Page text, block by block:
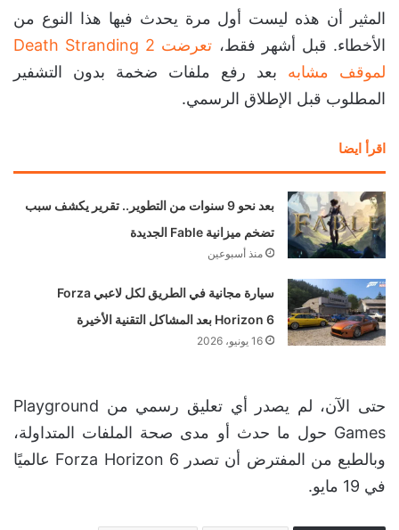
المثير أن هذه ليست أول مرة يحدث فيها هذا النوع من
الأخطاء. قبل أشهر فقط،
تعرضت Death Stranding 2
لموقف مشابه بعد رفع ملفات ضخمة بدون التشفير
المطلوب قبل الإطلاق الرسمي.
اقرأ ايضا
بعد نحو 9 سنوات من التطوير.. تقرير يكشف سبب
تضخم ميزانية Fable الجديدة
منذ أسبوعين
سيارة مجانية في الطريق لكل لاعبي Forza
Horizon 6 بعد المشاكل التقنية الأخيرة
16 يونيو، 2026
حتى الآن، لم يصدر أي تعليق رسمي من Playground
Games حول ما حدث أو مدى صحة الملفات المتداولة،
وبالطبع من المفترض أن تصدر Forza Horizon 6 عالميًا
في 19 مايو.